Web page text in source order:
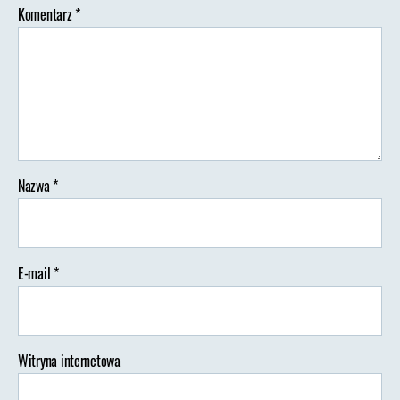
Komentarz*
Nazwa*
E-mail*
Witryna internetowa